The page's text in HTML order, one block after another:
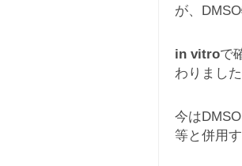
が、
in vitroで
わりました
今は
等と併用